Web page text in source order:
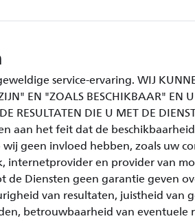
service-ervaring. WIJ
EN "ZOALS BESCHIKBAAR" EN
RESULTATEN DIE U MET DE
aan het feit dat de
geen invloed hebben, zoals uw
internetprovider en provider van
Diensten geen garantie geven
van resultaten, juistheid van
betrouwbaarheid van eventuele